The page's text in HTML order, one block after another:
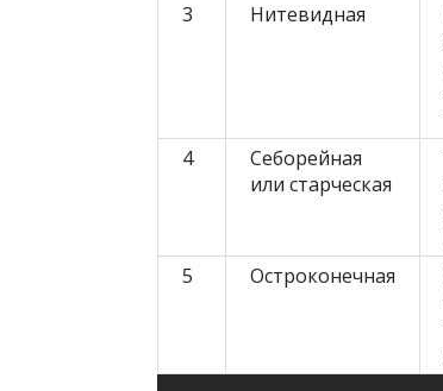
3
Нитевидная
4
Себорейная
или старческая
5
Остроконечная